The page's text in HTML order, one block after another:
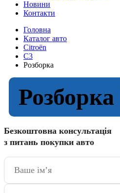
Новини
Контакти
Головна
Каталог авто
Citroën
C3
Розборка
Безкоштовна консультація
з питань покупки авто